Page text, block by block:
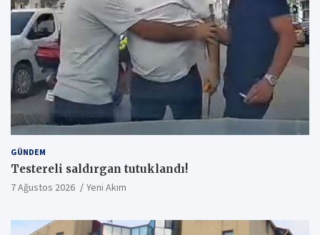
GÜNDEM
Testereli saldırgan tutuklandı!
7 Ağustos 2026 Yeni Akım